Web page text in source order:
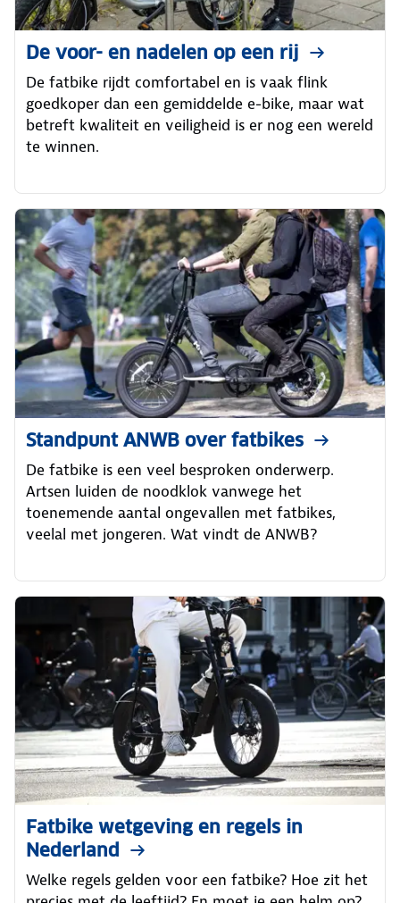
De voor- en nadelen op een rij
De fatbike rijdt comfortabel en is vaak flink
goedkoper dan een gemiddelde e-bike, maar wat
betreft kwaliteit en veiligheid is er nog een wereld
te winnen.
Standpunt ANWB over fatbikes
De fatbike is een veel besproken onderwerp.
Artsen luiden de noodklok vanwege het
toenemende aantal ongevallen met fatbikes,
veelal met jongeren. Wat vindt de ANWB?
Fatbike wetgeving en regels in
Nederland
Welke regels gelden voor een fatbike? Hoe zit het